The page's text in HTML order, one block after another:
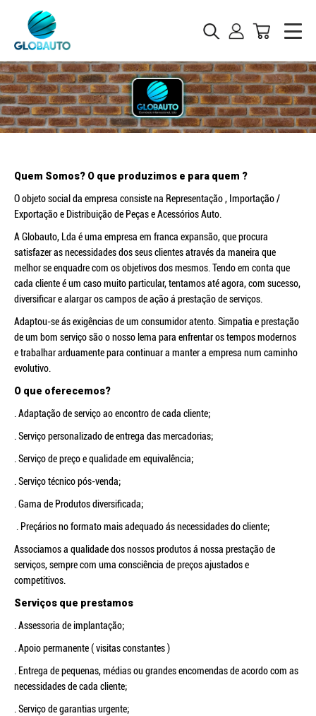
Quem Somos? O que produzimos e para quem ?
O objeto social da empresa consiste na Representação , Importação /
Exportação e Distribuição de Peças e Acessórios Auto.
A Globauto, Lda é uma empresa em franca expansão, que procura
satisfazer as necessidades dos seus clientes através da maneira que
melhor se enquadre com os objetivos dos mesmos. Tendo em conta que
cada cliente é um caso muito particular, tentamos até agora, com sucesso,
diversificar e alargar os campos de ação á prestação de serviços.
Adaptou-se ás exigências de um consumidor atento. Simpatia e prestação
de um bom serviço são o nosso lema para enfrentar os tempos modernos
e trabalhar arduamente para continuar a manter a empresa num caminho
evolutivo.
O que oferecemos?
. Adaptação de serviço ao encontro de cada cliente;
. Serviço personalizado de entrega das mercadorias;
. Serviço de preço e qualidade em equivalência;
. Serviço técnico pós-venda;
. Gama de Produtos diversificada;
. Preçários no formato mais adequado ás necessidades do cliente;
Associamos a qualidade dos nossos produtos á nossa prestação de
serviços, sempre com uma consciência de preços ajustados e
competitivos.
Serviços que prestamos
. Assessoria de implantação;
. Apoio permanente ( visitas constantes )
. Entrega de pequenas, médias ou grandes encomendas de acordo com as
necessidades de cada cliente;
. Serviço de garantias urgente;